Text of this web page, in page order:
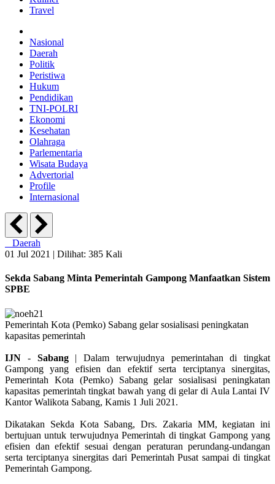
Travel
Nasional
Daerah
Politik
Peristiwa
Hukum
Pendidikan
TNI-POLRI
Ekonomi
Kesehatan
Olahraga
Parlementaria
Wisata Budaya
Advertorial
Profile
Internasional
Daerah
01 Jul 2021 | Dilihat: 385 Kali
Sekda Sabang Minta Pemerintah Gampong Manfaatkan Sistem
SPBE
Pemerintah Kota (Pemko) Sabang gelar sosialisasi peningkatan
kapasitas pemerintah
IJN - Sabang| Dalam terwujudnya pemerintahan di tingkat
Gampong yang efisien dan efektif serta terciptanya sinergitas,
Pemerintah Kota (Pemko) Sabang gelar sosialisasi peningkatan
kapasitas pemerintah tingkat bawah yang di gelar di Aula Lantai IV
Kantor Walikota Sabang, Kamis 1 Juli 2021.
Dikatakan Sekda Kota Sabang, Drs. Zakaria MM, kegiatan ini
bertujuan untuk terwujudnya Pemerintah di tingkat Gampong yang
efisien dan efektif sesuai dengan peraturan perundang-undangan
serta terciptanya sinergitas dari Pemerintah Pusat sampai di tingkat
Pemerintah Gampong.